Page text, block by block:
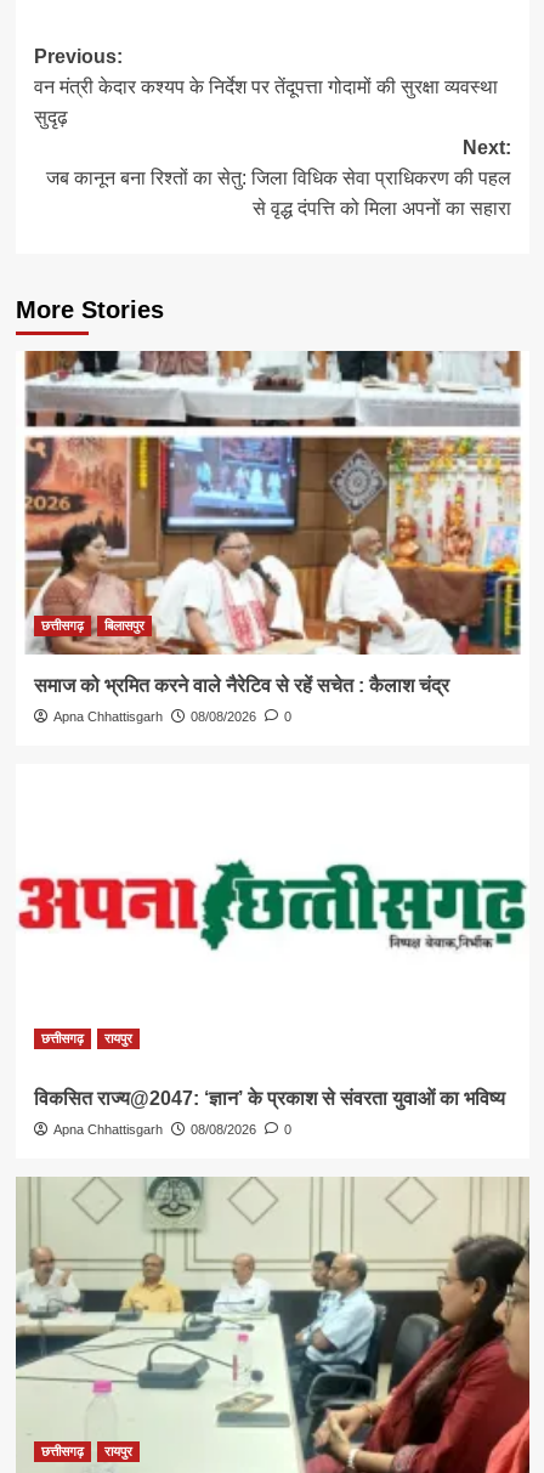
Post
navigation
Previous:
वन मंत्री केदार कश्यप के निर्देश पर तेंदूपत्ता गोदामों की सुरक्षा व्यवस्था
सुदृढ़
Next:
जब कानून बना रिश्तों का सेतु: जिला विधिक सेवा प्राधिकरण की पहल
से वृद्ध दंपत्ति को मिला अपनों का सहारा
More Stories
छत्तीसगढ़ बिलासपुर
समाज को भ्रमित करने वाले नैरेटिव से रहें सचेत : कैलाश चंद्र
Apna Chhattisgarh 08/08/2026 0
छत्तीसगढ़ रायपुर
विकसित राज्य@2047: ‘ज्ञान’ के प्रकाश से संवरता युवाओं का भविष्य
Apna Chhattisgarh 08/08/2026 0
छत्तीसगढ़ रायपुर